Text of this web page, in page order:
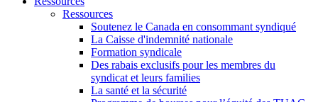
Ressources
Soutenez le Canada en consommant syndiqué
La Caisse d'indemnité nationale
Formation syndicale
Des rabais exclusifs pour les membres du
syndicat et leurs families
La santé et la sécurité